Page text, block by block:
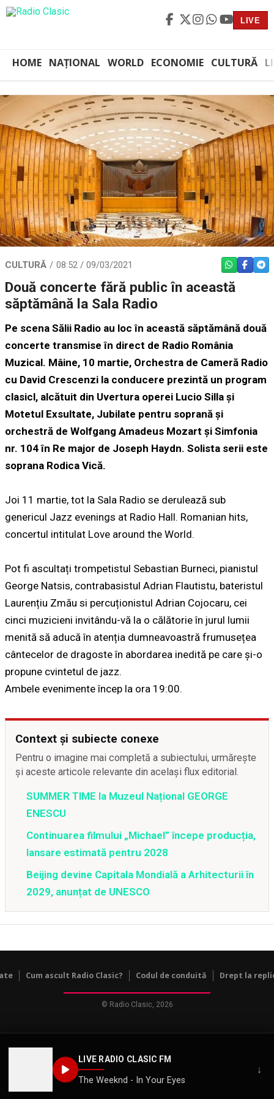
LIVE
HOME NAȚIONAL WORLD ECONOMIE CULTURĂ
LIVE RADIO CLASIC FM
The Weeknd - In Your Eyes
↓
CULTURĂ 08:52 / 09/03/2021 WHATSAPP
Două concerte fără public în această
săptămână la Sala Radio
Pe scena Sălii Radio au loc în această săptămână două
concerte transmise în direct de Radio România
Muzical. Mâine, 10 martie, Orchestra de Cameră Radio
cu David Crescenzi la conducere prezintă un program
clasicl, alcătuit din Uvertura operei Lucio Silla și
Motetul Exsultate, Jubilate pentru soprană și
orchestră de Wolfgang Amadeus Mozart şi Simfonia
nr. 104 în Re major de Joseph Haydn. Solista serii este
soprana Rodica Vică.
Joi 11 martie, tot la Sala Radio se derulează sub
genericul Jazz evenings at Radio Hall. Romanian hits,
concertul intitulat Love around the World.
Pot fi ascultați trompetistul Sebastian Burneci, pianistul
George Natsis, contrabasistul Adrian Flautistu, bateristul
Laurențiu Zmău si percuționistul Adrian Cojocaru, cei
cinci muzicieni invitându-vă la o călătorie în jurul lumii
menită să aducă în atenția dumneavoastră frumusețea
cântecelor de dragoste în abordarea inedită pe care și-o
propune cvintetul de jazz.
Ambele evenimente încep la ora 19:00.
Context și subiecte conexe
Pentru o imagine mai completă a subiectului, urmărește
și aceste articole relevante din același flux editorial.
SUMMER TIME la Muzeul Național GEORGE
ENESCU
Continuarea filmului „Michael” începe producția,
lansare estimată pentru 2028
Beijing devine Capitala Mondială a Arhitecturii în
2029, anunțat de UNESCO
Cum ascult Radio Clasic? Codul de conduită Drept la
© Radio Clasic, 2026